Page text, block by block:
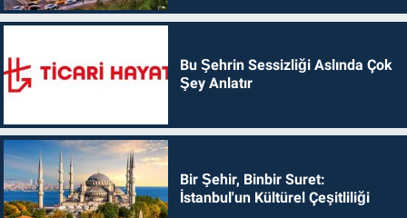
Bu Şehrin Sessizliği Aslında Çok
Şey Anlatır
Bir Şehir, Binbir Suret:
İstanbul'un Kültürel Çeşitliliği